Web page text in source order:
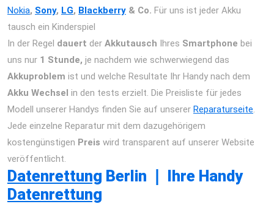
Nokia, Sony, LG, Blackberry & Co. Für uns ist jeder Akku
tausch ein Kinderspiel
In der Regel dauert der Akkutausch Ihres Smartphone bei
uns nur 1 Stunde, je nachdem wie schwerwiegend das
Akkuproblem ist und welche Resultate Ihr Handy nach dem
Akku Wechsel in den tests erzielt. Die Preisliste für jedes
Modell unserer Handys finden Sie auf unserer Reparaturseite.
Jede einzelne Reparatur mit dem dazugehörigem
kostengünstigen Preis wird transparent auf unserer Website
veröffentlicht.
Datenrettung Berlin
Ihre Handy
Datenrettung